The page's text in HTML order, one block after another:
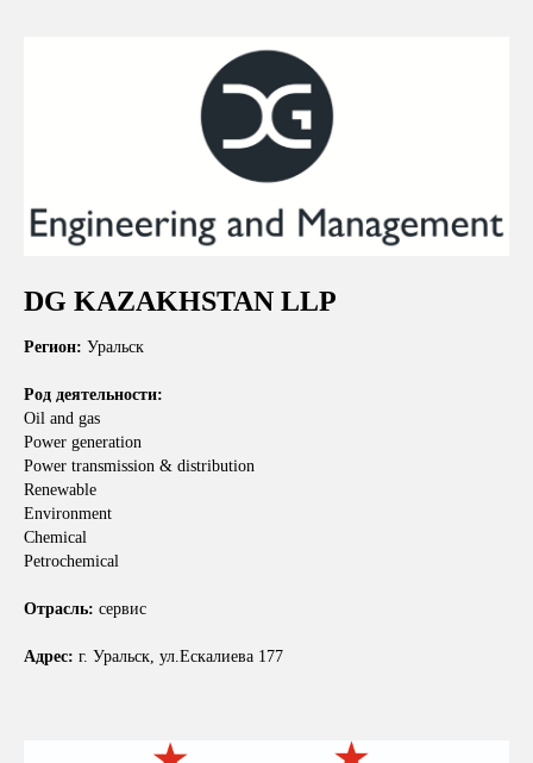
DG KAZAKHSTAN LLP
Регион: Уральск
Род деятельности:
Oil and gas
Power generation
Power transmission & distribution
Renewable
Environment
Chemical
Petrochemical
Отрасль: сервис
Адрес: г. Уральск, ул.Ескалиева 177